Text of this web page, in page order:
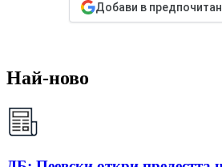
Добави в
Най-ново